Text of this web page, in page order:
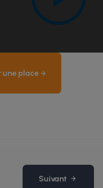
une place
Suivant